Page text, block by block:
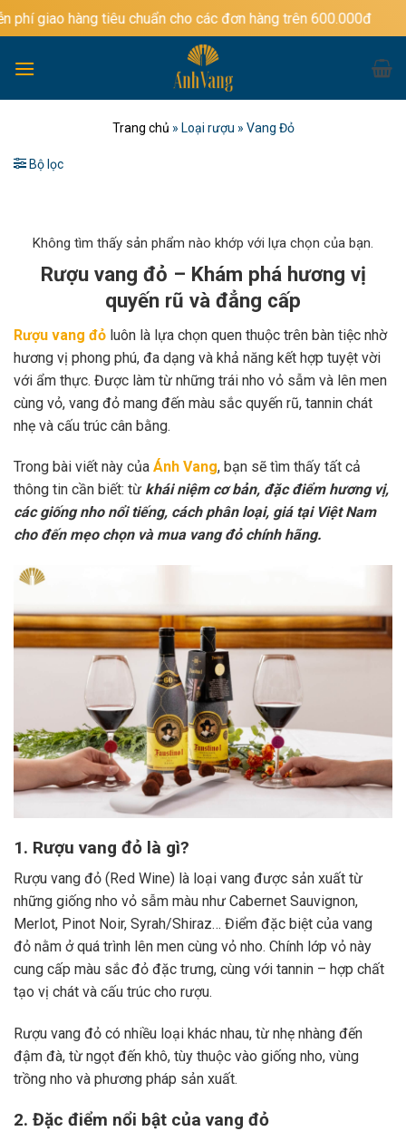
Bỏ
qua
dung
tiêu chuẩn cho các đơn hàng trên 600.000đ
Trang chủ » Loại rượu » Vang Đỏ
Bộ lọc
Không tìm thấy sản phẩm nào khớp với lựa chọn của bạn.
Rượu vang đỏ – Khám phá hương vị
quyến rũ và đẳng cấp
Rượu vang đỏ luôn là lựa chọn quen thuộc trên bàn tiệc nhờ
hương vị phong phú, đa dạng và khả năng kết hợp tuyệt vời
với ẩm thực. Được làm từ những trái nho vỏ sẫm và lên men
cùng vỏ, vang đỏ mang đến màu sắc quyến rũ, tannin chát
nhẹ và cấu trúc cân bằng.
Trong bài viết này của Ánh Vang, bạn sẽ tìm thấy tất cả
thông tin cần biết: từ khái niệm cơ bản, đặc điểm hương vị,
các giống nho nổi tiếng, cách phân loại, giá tại Việt Nam
cho đến mẹo chọn và mua vang đỏ chính hãng.
1. Rượu vang đỏ là gì?
Rượu vang đỏ (Red Wine) là loại vang được sản xuất từ
những giống nho vỏ sẫm màu như Cabernet Sauvignon,
Merlot, Pinot Noir, Syrah/Shiraz… Điểm đặc biệt của vang
đỏ nằm ở quá trình lên men cùng vỏ nho. Chính lớp vỏ này
cung cấp màu sắc đỏ đặc trưng, cùng với tannin – hợp chất
tạo vị chát và cấu trúc cho rượu.
Rượu vang đỏ có nhiều loại khác nhau, từ nhẹ nhàng đến
đậm đà, từ ngọt đến khô, tùy thuộc vào giống nho, vùng
trồng nho và phương pháp sản xuất.
2. Đặc điểm nổi bật của vang đỏ